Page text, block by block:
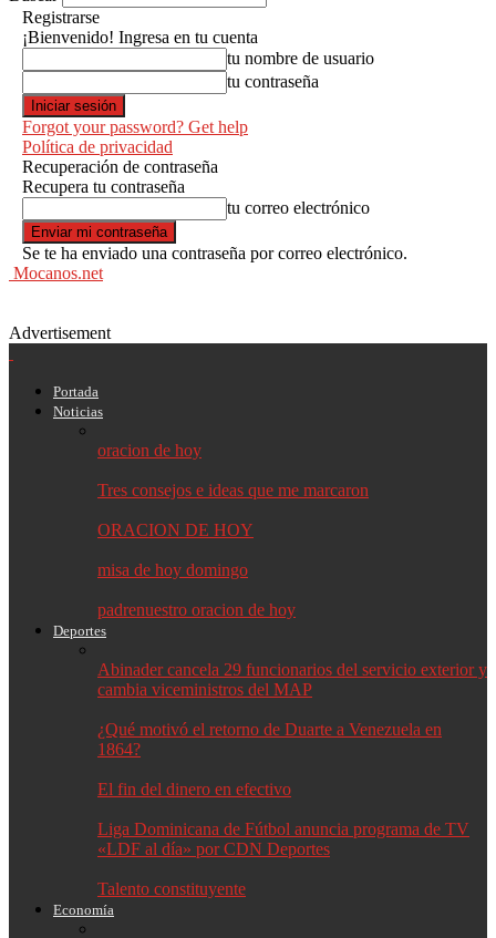
Registrarse
¡Bienvenido! Ingresa en tu cuenta
tu nombre de usuario
tu contraseña
Forgot your password? Get help
Política de privacidad
Recuperación de contraseña
Recupera tu contraseña
tu correo electrónico
Se te ha enviado una contraseña por correo electrónico.
Mocanos.net
Advertisement
Portada
Noticias
oracion de hoy
Tres consejos e ideas que me marcaron
ORACION DE HOY
misa de hoy domingo
padrenuestro oracion de hoy
Deportes
Abinader cancela 29 funcionarios del servicio exterior y
cambia viceministros del MAP
¿Qué motivó el retorno de Duarte a Venezuela en
1864?
El fin del dinero en efectivo
Liga Dominicana de Fútbol anuncia programa de TV
«LDF al día» por CDN Deportes
Talento constituyente
Economía